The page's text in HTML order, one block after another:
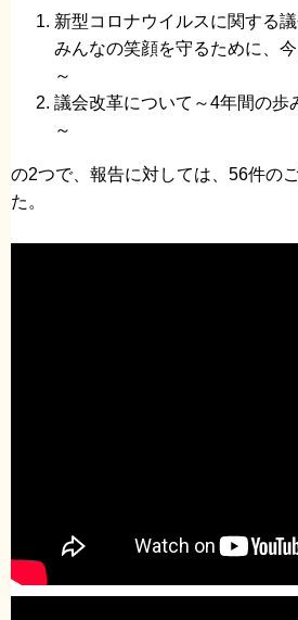
新型コロナウイルスに関する
みんなの笑顔を守るために、
～
議会改革について～4年間の歩
～
の2つで、報告に対しては、56件の
た。